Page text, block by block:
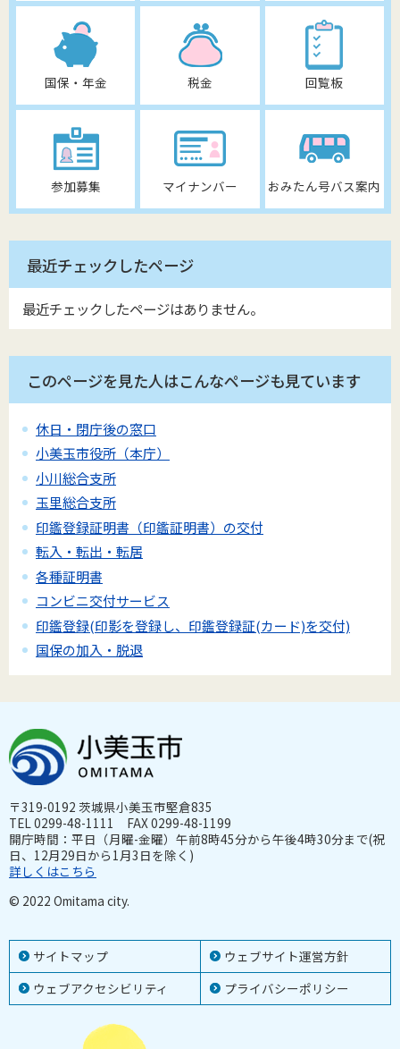
国保・年金 税金 回覧板
参加募集 マイナンバー おみたん号バス案内
最近チェックしたページ
最近チェックしたページはありません。
このページを見た人はこんなページも見ています
休日・閉庁後の窓口
小美玉市役所（本庁）
小川総合支所
玉里総合支所
印鑑登録証明書（印鑑証明書）の交付
転入・転出・転居
各種証明書
コンビニ交付サービス
印鑑登録(印影を登録し、印鑑登録証(カード)を交付)
国保の加入・脱退
サイトマップ
ウェブサイト運営方針
ウェブアクセシビリティ
プライバシーポリシー
〒319-0192 茨城県小美玉市堅倉835
TEL 0299-48-1111 FAX 0299-48-1199
開庁時間：平日（月曜-金曜）午前8時45分から午後4時30分まで(祝
日、12月29日から1月3日を除く)
詳しくはこちら
© 2022 Omitama city.